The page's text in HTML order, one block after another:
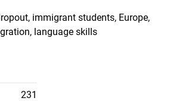
immigrant students, Europe,
language skills
231